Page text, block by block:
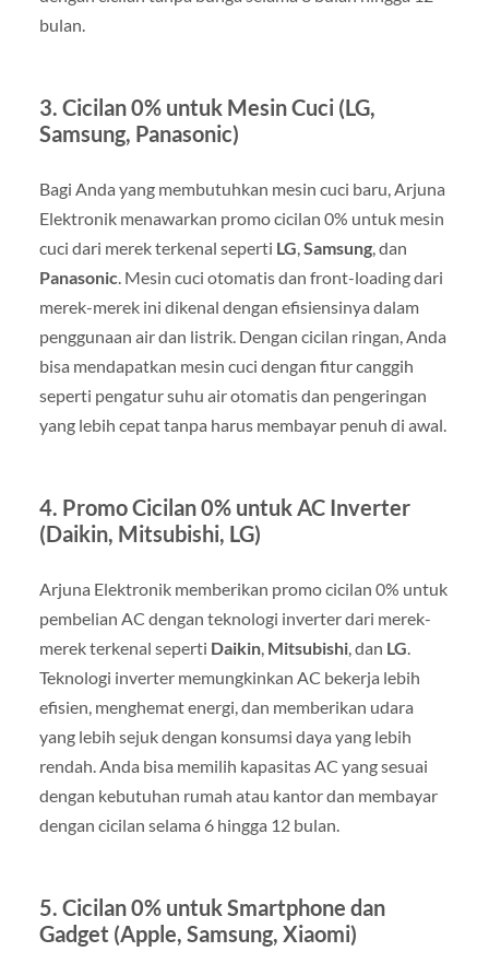
bulan.
3. Cicilan 0% untuk Mesin Cuci (LG,
Samsung, Panasonic)
Bagi Anda yang membutuhkan mesin cuci baru, Arjuna
Elektronik menawarkan promo cicilan 0% untuk mesin
cuci dari merek terkenal seperti LG Samsung, dan
Panasonic . Mesin cuci otomatis dan front-loading dari
merek-merek ini dikenal dengan efisiensinya dalam
penggunaan air dan listrik. Dengan cicilan ringan, Anda
bisa mendapatkan mesin cuci dengan fitur canggih
seperti pengatur suhu air otomatis dan pengeringan
yang lebih cepat tanpa harus membayar penuh di awal.
4. Promo Cicilan 0% untuk AC Inverter
(Daikin, Mitsubishi, LG)
Arjuna Elektronik memberikan promo cicilan 0% untuk
pembelian AC dengan teknologi inverter dari merek-
merek terkenal seperti Daikin, Mitsubishi, dan LG
Teknologi inverter memungkinkan AC bekerja lebih
efisien, menghemat energi, dan memberikan udara
yang lebih sejuk dengan konsumsi daya yang lebih
rendah. Anda bisa memilih kapasitas AC yang sesuai
dengan kebutuhan rumah atau kantor dan membayar
dengan cicilan selama 6 hingga 12 bulan.
5. Cicilan 0% untuk Smartphone dan
Gadget (Apple, Samsung, Xiaomi)